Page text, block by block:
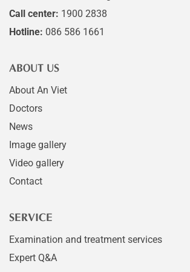
Call center: 1900 2838
Hotline: 086 586 1661
ABOUT US
About An Viet
Doctors
News
Image gallery
Video gallery
Contact
SERVICE
Examination and treatment services
Expert Q&A